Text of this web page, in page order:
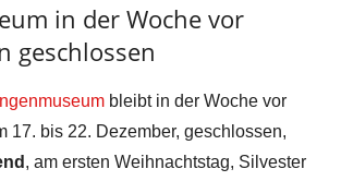
in der Woche vor
geschlossen
bleibt in der Woche vor
17. bis 22. Dezember, geschlossen,
, am ersten Weihnachtstag, Silvester